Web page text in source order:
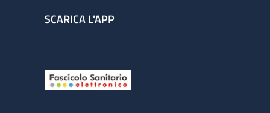
SCARICA L'APP